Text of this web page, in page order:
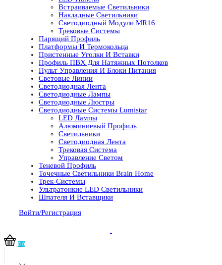
Встраиваемые Светильники
Накладные Светильники
Светодиодный Модули MR16
Трековые Системы
Парящий Профиль
Платформы И Термокольца
Пристенные Уголки И Вставки
Профиль ПВХ Для Натяжных Потолков
Пульт Управления И Блоки Питания
Световые Линии
Светодиодная Лента
Светодиодные Лампы
Светодиодные Люстры
Светодиодные Системы Lumistar
LED Лампы
Алюминиевый Профиль
Светильники
Светодиодная Лента
Трековая Система
Управление Светом
Теневой Профиль
Точечные Светильники Brain Home
Трек-Системы
Ультратонкие LED Светильники
Шпателя И Вставщики
Войти/Регистрация
0 0